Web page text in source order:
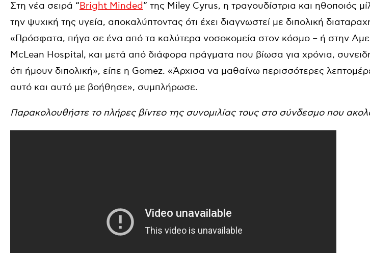
Στη νέα σειρά “Bright Minded” της Miley Cyrus, η τραγουδίστρια και ηθοποιός
την ψυχική της υγεία, αποκαλύπτοντας ότι έχει διαγνωστεί με διπολική
«Πρόσφατα, πήγα σε ένα από τα καλύτερα νοσοκομεία στον κόσμο – ή στην
McLean Hospital, και μετά από διάφορα πράγματα που βίωσα για χρόνια,
ότι ήμουν διπολική», είπε η Gomez. «Άρχισα να μαθαίνω περισσότερες
αυτό και αυτό με βοήθησε», συμπλήρωσε.
Παρακολουθήστε το πλήρες βίντεο της συνομιλίας τους στο σύνδεσμο που